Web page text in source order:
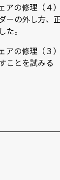
アの修理（４）
ーの外し方、
た。
アの修理（３）
ことを試みる